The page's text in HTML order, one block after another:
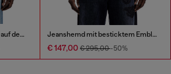
Denimhemd mit Stickerei auf dem Rücken Jeanshemd mit besticktem Emblem
€ 147,00 € 295,00-50%